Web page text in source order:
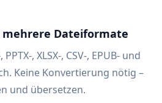
Dateiformate
, XLSX-, CSV-, EPUB- und
Keine Konvertierung nötig –
und übersetzen.